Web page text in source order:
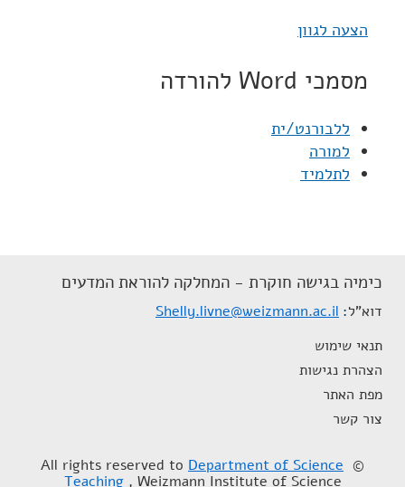
הצעה לגוון
מסמכי Word להורדה
ללבורנט/ית
למורה
לתלמיד
כימיה בגישה חוקרת - המחלקה להוראת המדעים
דוא"ל Shelly.livne@weizmann.ac.il
תנאי שימוש
הצהרת נגישות
מפת האתר
צור קשר
© All rights reserved to
Department of Science
Teaching , Weizmann Institute of Science